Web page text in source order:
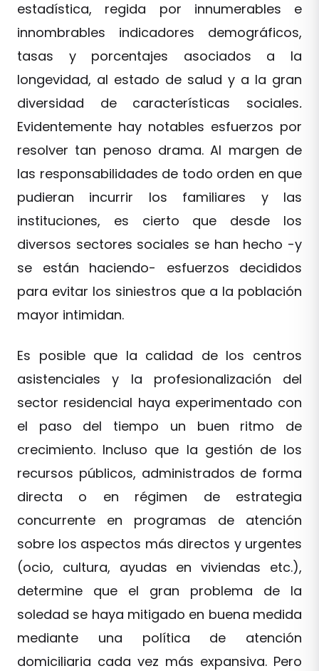
estadística, regida por innumerables e
innombrables indicadores demográficos,
tasas y porcentajes asociados a la
longevidad, al estado de salud y a la gran
diversidad de características sociales.
Evidentemente hay notables esfuerzos por
resolver tan penoso drama. Al margen de
las responsabilidades de todo orden en que
pudieran incurrir los familiares y las
instituciones, es cierto que desde los
diversos sectores sociales se han hecho -y
se están haciendo- esfuerzos decididos
para evitar los siniestros que a la población
mayor intimidan.
Es posible que la calidad de los centros
asistenciales y la profesionalización del
sector residencial haya experimentado con
el paso del tiempo un buen ritmo de
crecimiento. Incluso que la gestión de los
recursos públicos, administrados de forma
directa o en régimen de estrategia
concurrente en programas de atención
sobre los aspectos más directos y urgentes
(ocio, cultura, ayudas en viviendas etc.),
determine que el gran problema de la
soledad se haya mitigado en buena medida
mediante una política de atención
domiciliaria cada vez más expansiva. Pero